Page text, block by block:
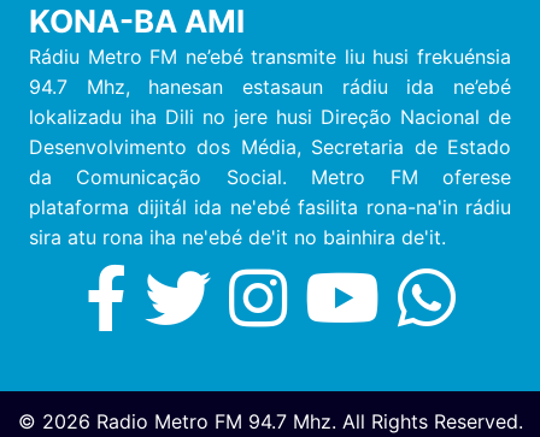
KONA-BA AMI
Rádiu Metro FM ne’ebé transmite liu husi frekuénsia
94.7 Mhz, hanesan estasaun rádiu ida ne’ebé
lokalizadu iha Dili no jere husi Direção Nacional de
Desenvolvimento dos Média, Secretaria de Estado
da Comunicação Social. Metro FM oferese
plataforma dijitál ida ne'ebé fasilita rona-na'in rádiu
sira atu rona iha ne'ebé de'it no bainhira de'it.
© 2026 Radio Metro FM 94.7 Mhz. All Rights Reserved.